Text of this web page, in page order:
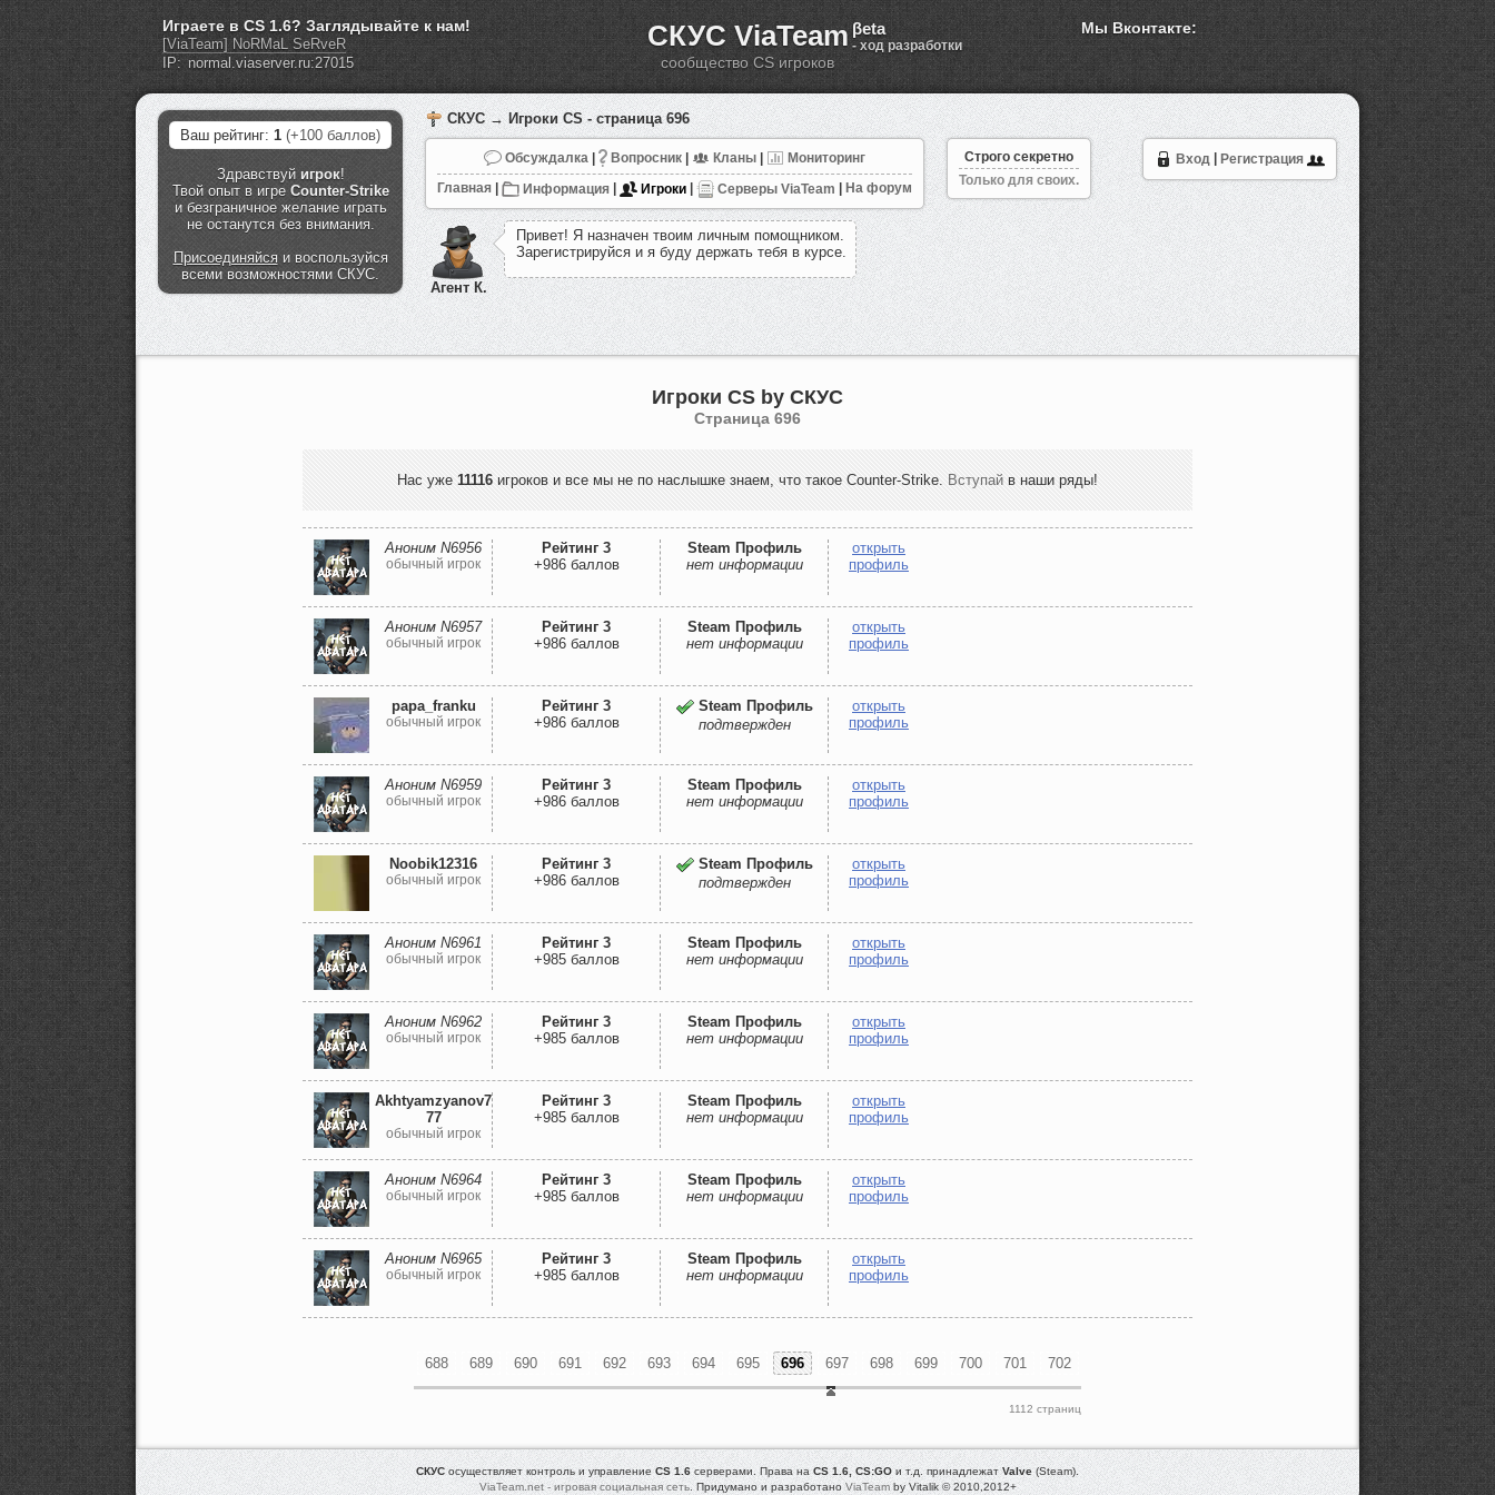
Играете в CS 1.6? Заглядывайте к нам!
[ViaTeam] NoRMaL SeRveR
IP:
СКУС ViaTeam βeta
- ход разработки
сообщество CS игроков
Мы Вконтакте:
Ваш рейтинг: 1 (+100 баллов)
Здравствуй игрок!
Твой опыт в игре Counter-Strike
и безграничное желание играть
не останутся без внимания.
Присоединяйсяи воспользуйся
всеми возможностями СКУС.
СКУС→ Игроки CS - страница 696
Вход Регистрация
Обсуждалка Вопросник Кланы
Мониторинг
Главная
Информация Игроки Серверы ViaTeam На форум
Строго секретно
Только для своих.
Агент К.
Привет! Я назначен твоим личным помощником.
Зарегистрируйся и я буду держать тебя в курсе.
Игроки CS by СКУС
Cтраница 696
Нас уже 11116 игроков и все мы не по наслышке знаем, что такое Counter-Strike. Вступай в наши ряды!
Аноним N6956
обычный игрок
Рейтинг 3
+986 баллов
Steam Профиль
нет информации
открыть
профиль
Аноним N6957
обычный игрок
Рейтинг 3
+986 баллов
Steam Профиль
нет информации
открыть
профиль
papa_franku
обычный игрок
Рейтинг 3
+986 баллов
Steam Профиль
подтвержден
открыть
профиль
Аноним N6959
обычный игрок
Рейтинг 3
+986 баллов
Steam Профиль
нет информации
открыть
профиль
Noobik12316
обычный игрок
Рейтинг 3
+986 баллов
Steam Профиль
подтвержден
открыть
профиль
Аноним N6961
обычный игрок
Рейтинг 3
+985 баллов
Steam Профиль
нет информации
открыть
профиль
Аноним N6962
обычный игрок
Рейтинг 3
+985 баллов
Steam Профиль
нет информации
открыть
профиль
Akhtyamzyanov7
77
обычный игрок
Рейтинг 3
+985 баллов
Steam Профиль
нет информации
открыть
профиль
Аноним N6964
обычный игрок
Рейтинг 3
+985 баллов
Steam Профиль
нет информации
открыть
профиль
Аноним N6965
обычный игрок
Рейтинг 3
+985 баллов
Steam Профиль
нет информации
открыть
профиль
688 689 690 691 692 693 694 695 696 697 698 699 700 701 702
1112 страниц
СКУСосуществляет контроль и управлениеCS 1.6серверами. Права наCS 1.6, CS:GOи т.д. принадлежатValve(Steam).
ViaTeam.net - игровая социальная сеть. Придумано и разработано ViaTeamby Vitalik © 2010,2012+